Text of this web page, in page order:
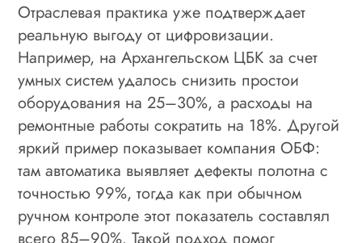
Отраслевая практика уже подтверждает
реальную выгоду от цифровизации.
Например, на Архангельском ЦБК за счет
умных систем удалось снизить простои
оборудования на 25–30%, а расходы на
ремонтные работы сократить на 18%. Другой
яркий пример показывает компания ОБФ:
там автоматика выявляет дефекты полотна с
точностью 99%, тогда как при обычном
ручном контроле этот показатель составлял